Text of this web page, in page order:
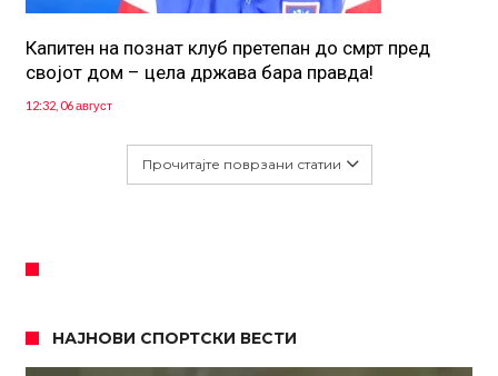
Капитен на познат клуб претепан до смрт пред
својот дом – цела држава бара правда!
12:32, 06 август
Прочитајте поврзани статии
НАЈНОВИ СПОРТСКИ ВЕСТИ